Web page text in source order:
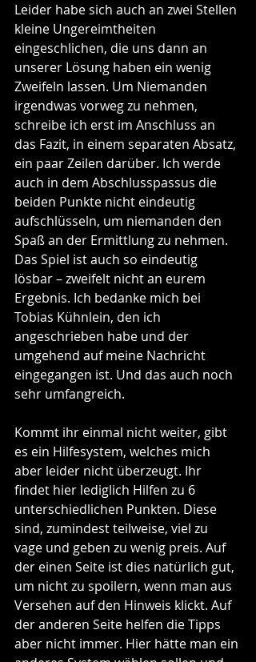
Leider habe sich auch an zwei Stellen
kleine Ungereimtheiten
eingeschlichen, die uns dann an
unserer Lösung haben ein wenig
Zweifeln lassen. Um Niemanden
irgendwas vorweg zu nehmen,
schreibe ich erst im Anschluss an
das Fazit, in einem separaten Absatz,
ein paar Zeilen darüber. Ich werde
auch in dem Abschlusspassus die
beiden Punkte nicht eindeutig
aufschlüsseln, um niemanden den
Spaß an der Ermittlung zu nehmen.
Das Spiel ist auch so eindeutig
lösbar – zweifelt nicht an eurem
Ergebnis. Ich bedanke mich bei
Tobias Kühnlein, den ich
angeschrieben habe und der
umgehend auf meine Nachricht
eingegangen ist. Und das auch noch
sehr umfangreich.
Kommt ihr einmal nicht weiter, gibt
es ein Hilfesystem, welches mich
aber leider nicht überzeugt. Ihr
findet hier lediglich Hilfen zu 6
unterschiedlichen Punkten. Diese
sind, zumindest teilweise, viel zu
vage und geben zu wenig preis. Auf
der einen Seite ist dies natürlich gut,
um nicht zu spoilern, wenn man aus
Versehen auf den Hinweis klickt. Auf
der anderen Seite helfen die Tipps
aber nicht immer. Hier hätte man ein